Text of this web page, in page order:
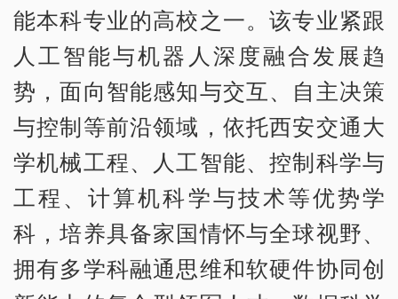
能本科专业的高校之一。该专业紧跟
人工智能与机器人深度融合发展趋
势，面向智能感知与交互、自主决策
与控制等前沿领域，依托西安交通大
学机械工程、人工智能、控制科学与
工程、计算机科学与技术等优势学
科，培养具备家国情怀与全球视野、
拥有多学科融通思维和软硬件协同创